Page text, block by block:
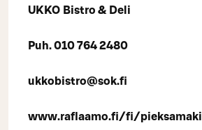
UKKO Bistro & Deli
Puh. 010 764 2480
ukkobistro@sok.fi
www.raflaamo.fi/fi/pieksamaki